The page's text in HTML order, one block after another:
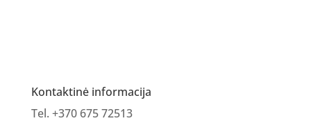
Kontaktinė informacija
Tel. +370 675 72513